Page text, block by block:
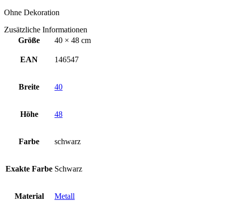
Ohne Dekoration
Zusätzliche Informationen
Größe
40 × 48 cm
EAN 146547
Breite 40
Höhe 48
Farbe schwarz
Exakte Farbe Schwarz
Material Metall